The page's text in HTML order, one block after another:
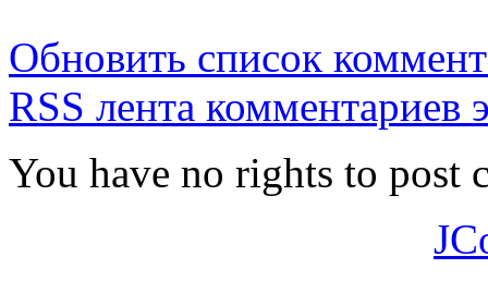
Обновить список
RSS лента комментариев
You have no rights to post